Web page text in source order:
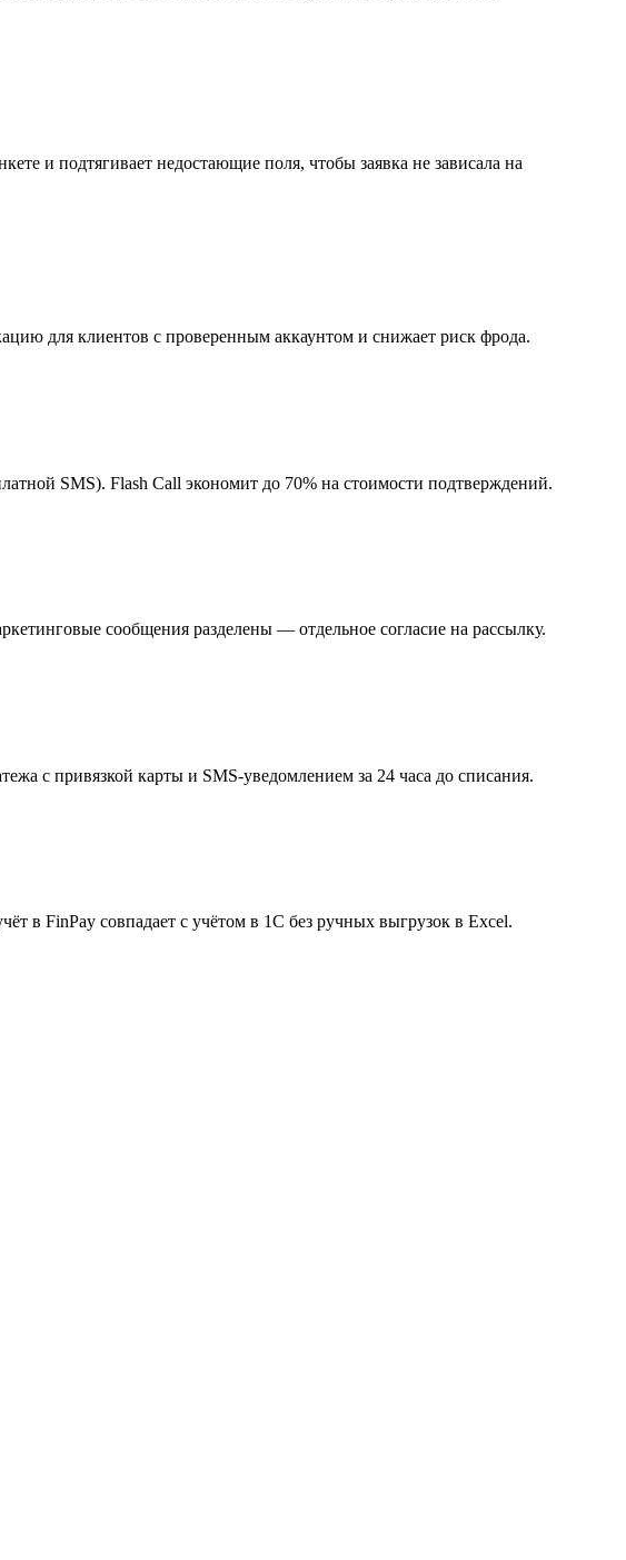
и подтягивает недостающие поля, чтобы заявка не зависала на
для клиентов с проверенным аккаунтом и снижает риск фрода.
SMS). Flash Call экономит до 70% на стоимости подтверждений.
сообщения разделены — отдельное согласие на рассылку.
с привязкой карты и SMS-уведомлением за 24 часа до списания.
в FinPay совпадает с учётом в 1С без ручных выгрузок в Excel.